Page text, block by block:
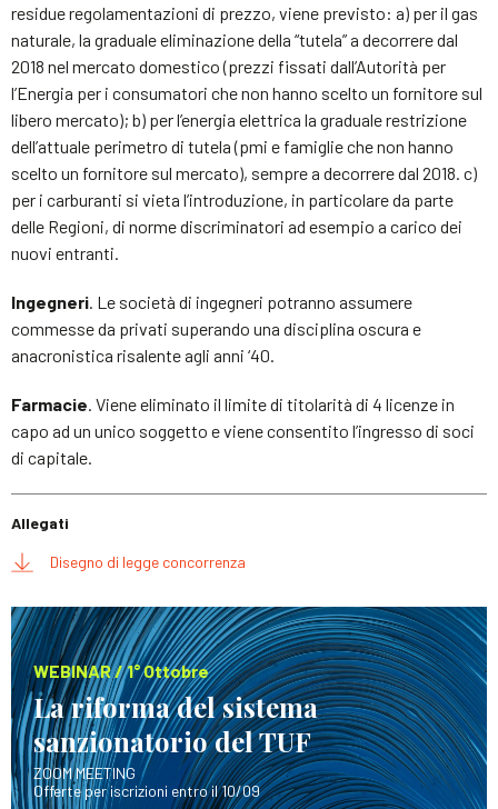
residue regolamentazioni di prezzo, viene previsto: a) per il gas
naturale, la graduale eliminazione della “tutela” a decorrere dal
2018 nel mercato domestico (prezzi fissati dall’Autorità per
l’Energia per i consumatori che non hanno scelto un fornitore sul
libero mercato); b) per l’energia elettrica la graduale restrizione
dell’attuale perimetro di tutela (pmi e famiglie che non hanno
scelto un fornitore sul mercato), sempre a decorrere dal 2018. c)
per i carburanti si vieta l’introduzione, in particolare da parte
delle Regioni, di norme discriminatori ad esempio a carico dei
nuovi entranti.
Ingegneri. Le società di ingegneri potranno assumere
commesse da privati superando una disciplina oscura e
anacronistica risalente agli anni ‘40.
Farmacie. Viene eliminato il limite di titolarità di 4 licenze in
capo ad un unico soggetto e viene consentito l’ingresso di soci
di capitale.
Allegati
Disegno di legge concorrenza
WEBINAR / 1° Ottobre
La riforma del sistema
sanzionatorio del TUF
ZOOM MEETING
Offerte per iscrizioni entro il 10/09